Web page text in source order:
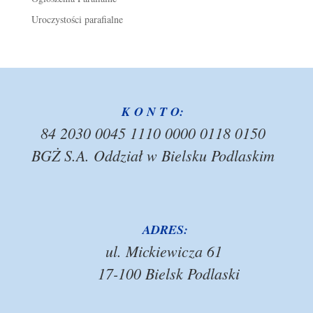
Uroczystości parafialne
K O N T O:
84 2030 0045 1110 0000 0118 0150
BGŻ S.A. Oddział w Bielsku Podlaskim
ADRES:
ul. Mickiewicza 61
17-100 Bielsk Podlaski